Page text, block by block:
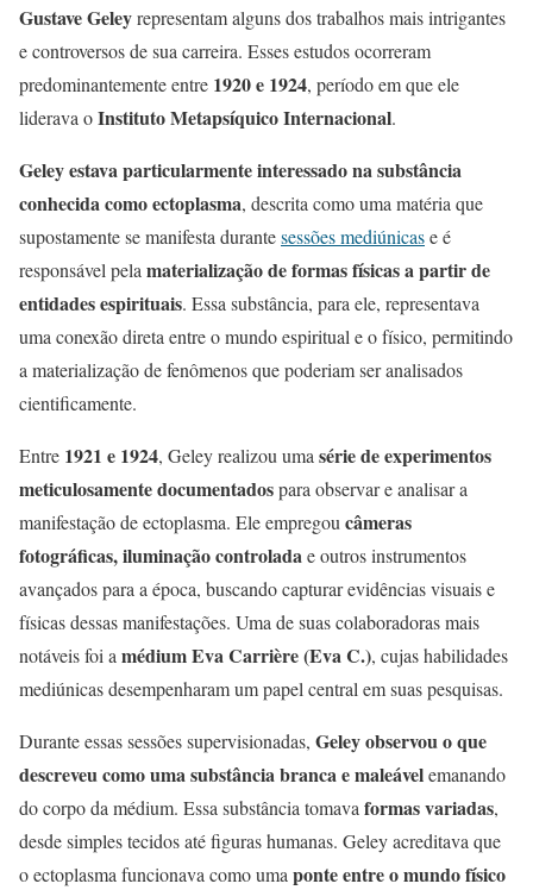
Gustave Geleyrepresentam alguns dos trabalhos mais intrigantes
e controversos de sua carreira. Esses estudos ocorreram
predominantemente entre 1920 e 1924, período em que ele
liderava oInstituto Metapsíquico Internacional.
Geley estava particularmente interessado na substância
conhecida como ectoplasma, descrita como uma matéria que
supostamente se manifesta durantesessões mediúnicase é
responsável pelamaterialização de formas físicas a partir de
entidades espirituais. Essa substância, para ele, representava
uma conexão direta entre o mundo espiritual e o físico, permitindo
a materialização de fenômenos que poderiam ser analisados
cientificamente.
Entre 1921 e 1924, Geley realizou umasérie de experimentos
meticulosamente documentadospara observar e analisar a
manifestação de ectoplasma. Ele empregoucâmeras
fotográficas, iluminação controladae outros instrumentos
avançados para a época, buscando capturar evidências visuais e
físicas dessas manifestações. Uma de suas colaboradoras mais
notáveis foi amédium Eva Carrière (Eva C.), cujas habilidades
mediúnicas desempenharam um papel central em suas pesquisas.
Durante essas sessões supervisionadas, Geley observou o que
descreveu como uma substância branca e maleávelemanando
do corpo da médium. Essa substância tomavaformas variadas,
desde simples tecidos até figuras humanas. Geley acreditava que
o ectoplasma funcionava como umaponte entre o mundo físico